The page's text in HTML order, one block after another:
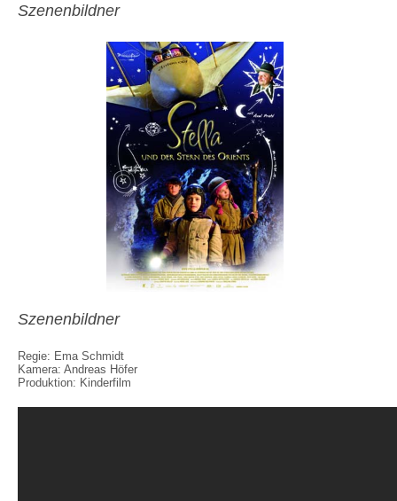
Szenenbildner
Szenenbildner
Regie: Ema Schmidt
Kamera: Andreas Höfer
Produktion: Kinderfilm